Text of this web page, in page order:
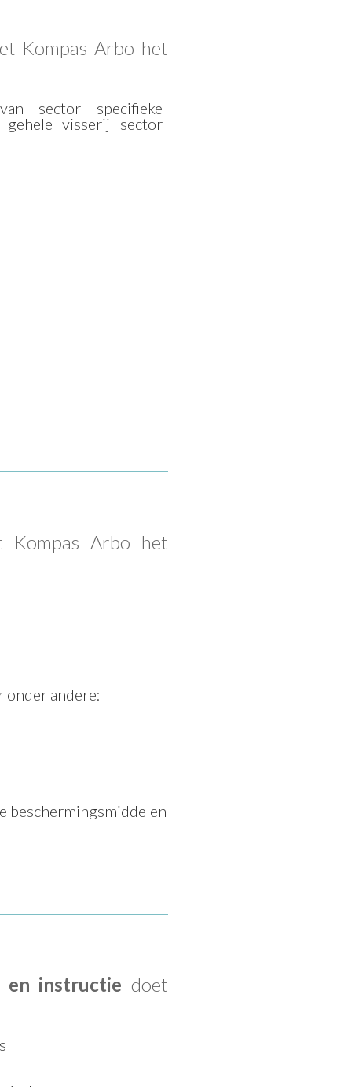
Kompas Arbo het
sector specifieke
gehele visserij sector
Kompas Arbo het
onder andere:
beschermingsmiddelen
en instructie doet